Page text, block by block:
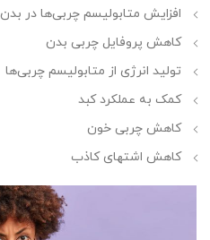
افزایش متابولیسم چربی‌ها در بدن
کاهش پروفایل چربی بدن
تولید انرژی از متابولیسم چربی‌ها
کمک به عملکرد کبد
کاهش چربی خون
کاهش اشتهای کاذب